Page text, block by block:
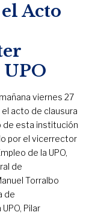
Acto
viernes 27
el acto de clausura
de esta institución
por el vicerrector
de la UPO,
de
Torralbo
de
Pilar